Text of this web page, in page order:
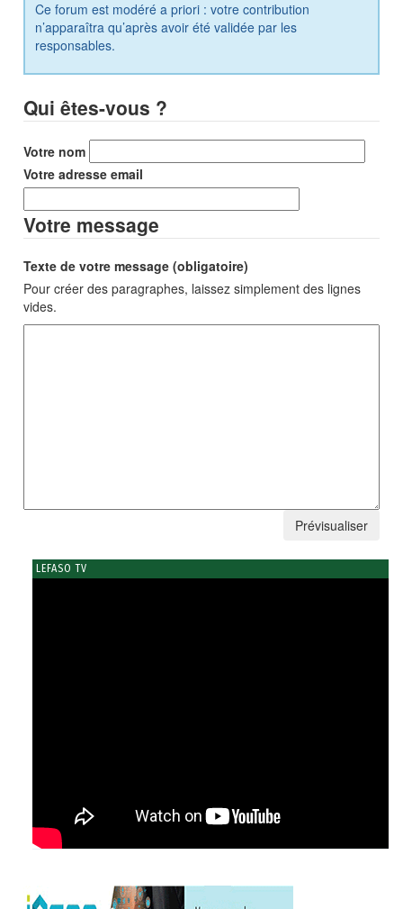
Ce forum est modéré a priori : votre contribution
n’apparaîtra qu’après avoir été validée par les
responsables.
Qui êtes-vous ?
Votre nom
Votre adresse email
Votre message
Texte de votre message (obligatoire)
Pour créer des paragraphes, laissez simplement des lignes
vides.
LEFASO TV